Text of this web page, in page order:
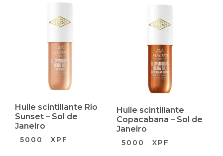
Huile scintillante Rio
Sunset – Sol de
Janeiro
5000 XPF
Huile scintillante
Copacabana – Sol de
Janeiro
5000 XPF